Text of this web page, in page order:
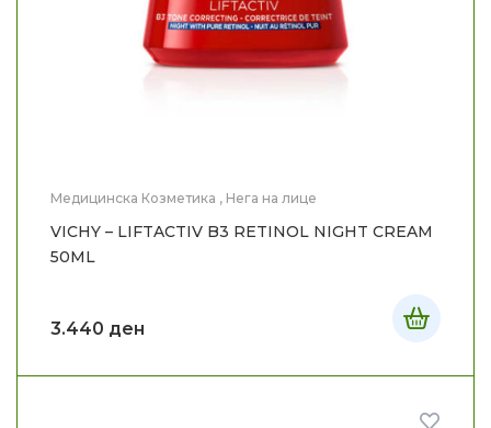
Медицинска Козметика , Нега на лице
VICHY – LIFTACTIV B3 RETINOL NIGHT CREAM
50ML
3.440 ден